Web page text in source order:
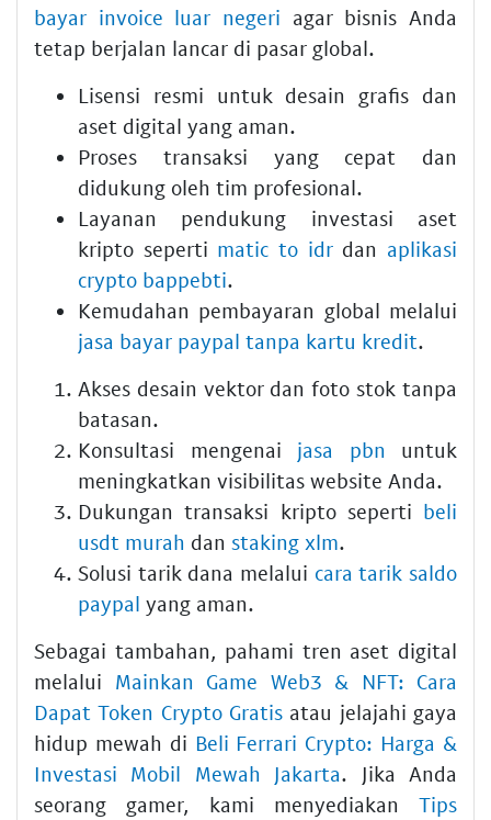
bayar invoice luar negeri agar bisnis Anda
tetap berjalan lancar di pasar global.
Lisensi resmi untuk desain grafis dan
aset digital yang aman.
Proses transaksi yang cepat dan
didukung oleh tim profesional.
Layanan pendukung investasi aset
kripto seperti matic to idrdan aplikasi
crypto bappebti.
Kemudahan pembayaran global melalui
jasa bayar paypal tanpa kartu kredit.
Akses desain vektor dan foto stok tanpa
batasan.
Konsultasi mengenai jasa pbn untuk
meningkatkan visibilitas website Anda.
Dukungan transaksi kripto seperti beli
usdt murah dan staking xlm.
Solusi tarik dana melalui cara tarik saldo
paypal yang aman.
Sebagai tambahan, pahami tren aset digital
melalui Mainkan Game Web3 & NFT: Cara
Dapat Token Crypto Gratis atau jelajahi gaya
hidup mewah di Beli Ferrari Crypto: Harga &
Investasi Mobil Mewah Jakarta. Jika Anda
seorang gamer, kami menyediakan Tips